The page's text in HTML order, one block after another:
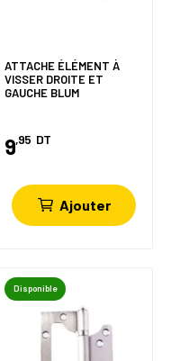
ATTACHE ÉLÉMENT À
VISSER DROITE ET
GAUCHE BLUM
9,95 DT
Ajouter
Disponible